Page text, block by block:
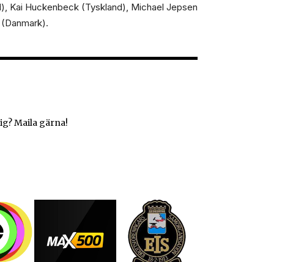
Kai Huckenbeck (Tyskland), Michael Jepsen
Maila gärna!